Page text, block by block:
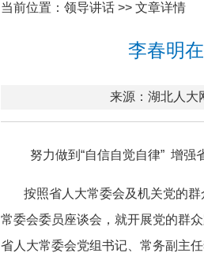
当前位置： 领导讲话 >> 文章详情
李春明
来源：湖北人大
努力做到“自信自觉自律” 增强
按照省人大常委会及机关党的
常委会委员座谈会，就开展党的群
省人大常委会党组书记、常务副主